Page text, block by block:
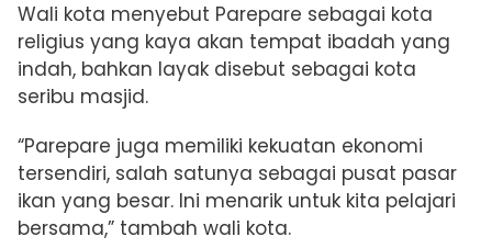
Wali kota menyebut Parepare sebagai kota
religius yang kaya akan tempat ibadah yang
indah, bahkan layak disebut sebagai kota
seribu masjid.
“Parepare juga memiliki kekuatan ekonomi
tersendiri, salah satunya sebagai pusat pasar
ikan yang besar. Ini menarik untuk kita pelajari
bersama,” tambah wali kota.